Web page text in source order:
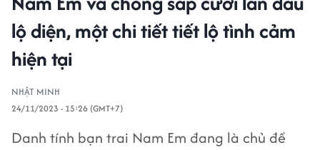
lộ diện, một chi tiết tiết lộ tình cảm
hiện tại
NHẬT MINH
24/11/2023 - 15:26 (GMT+7)
Danh tính bạn trai Nam Em đang là chủ đề